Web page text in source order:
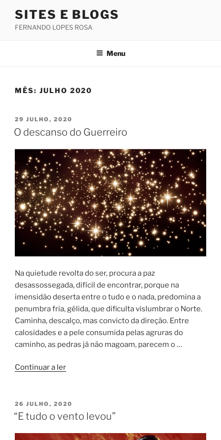
SITES E BLOGS
FERNANDO LOPES ROSA
Menu
MÊS: JULHO 2020
PUBLICADO
EM
29 JULHO, 2020
O descanso do Guerreiro
Na quietude revolta do ser, procura a paz
desassossegada, difícil de encontrar, porque na
imensidão deserta entre o tudo e o nada, predomina a
penumbra fria, gélida, que dificulta vislumbrar o Norte.
Caminha, descalço, mas convicto da direção. Entre
calosidades e a pele consumida pelas agruras do
caminho, as pedras já não magoam, parecem o …
Continuar a ler“O
Guerreiro”
PUBLICADO
EM
26 JULHO, 2020
“E tudo o vento levou”